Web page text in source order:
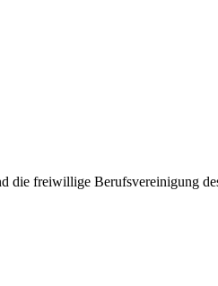
die freiwillige Berufsvereinigung